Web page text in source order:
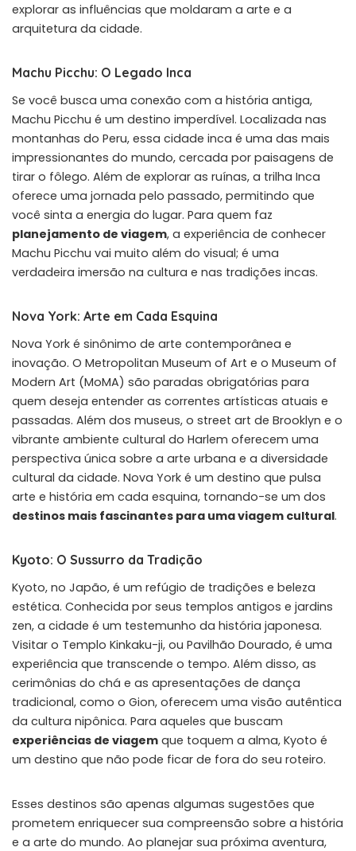
explorar as influências que moldaram a arte e a
arquitetura da cidade.
Machu Picchu: O Legado Inca
Se você busca uma conexão com a história antiga,
Machu Picchu é um destino imperdível. Localizada nas
montanhas do Peru, essa cidade inca é uma das mais
impressionantes do mundo, cercada por paisagens de
tirar o fôlego. Além de explorar as ruínas, a trilha Inca
oferece uma jornada pelo passado, permitindo que
você sinta a energia do lugar. Para quem faz
planejamento de viagem, a experiência de conhecer
Machu Picchu vai muito além do visual; é uma
verdadeira imersão na cultura e nas tradições incas.
Nova York: Arte em Cada Esquina
Nova York é sinônimo de arte contemporânea e
inovação. O Metropolitan Museum of Art e o Museum of
Modern Art (MoMA) são paradas obrigatórias para
quem deseja entender as correntes artísticas atuais e
passadas. Além dos museus, o street art de Brooklyn e o
vibrante ambiente cultural do Harlem oferecem uma
perspectiva única sobre a arte urbana e a diversidade
cultural da cidade. Nova York é um destino que pulsa
arte e história em cada esquina, tornando-se um dos
destinos mais fascinantes para uma viagem cultural.
Kyoto: O Sussurro da Tradição
Kyoto, no Japão, é um refúgio de tradições e beleza
estética. Conhecida por seus templos antigos e jardins
zen, a cidade é um testemunho da história japonesa.
Visitar o Templo Kinkaku-ji, ou Pavilhão Dourado, é uma
experiência que transcende o tempo. Além disso, as
cerimônias do chá e as apresentações de dança
tradicional, como o Gion, oferecem uma visão autêntica
da cultura nipônica. Para aqueles que buscam
experiências de viagem que toquem a alma, Kyoto é
um destino que não pode ficar de fora do seu roteiro.
Esses destinos são apenas algumas sugestões que
prometem enriquecer sua compreensão sobre a história
e a arte do mundo. Ao planejar sua próxima aventura,